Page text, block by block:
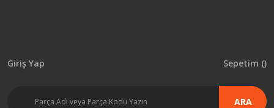
ARA
Giriş Yap Sepetim ()